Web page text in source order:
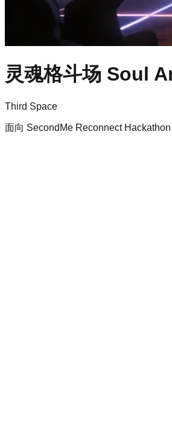
灵魂格斗场 Soul
Third Space
面向 SecondMe Reconnect